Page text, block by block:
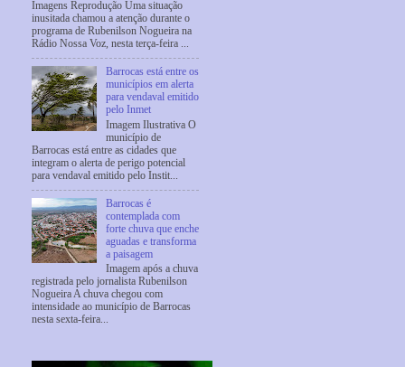
Imagens Reprodução Uma situação
inusitada chamou a atenção durante o
programa de Rubenilson Nogueira na
Rádio Nossa Voz, nesta terça-feira ...
Barrocas está entre os
municípios em alerta
para vendaval emitido
pelo Inmet
Imagem Ilustrativa O
município de
Barrocas está entre as cidades que
integram o alerta de perigo potencial
para vendaval emitido pelo Instit...
Barrocas é
contemplada com
forte chuva que enche
aguadas e transforma
a paisagem
Imagem após a chuva
registrada pelo jornalista Rubenilson
Nogueira A chuva chegou com
intensidade ao município de Barrocas
nesta sexta-feira...